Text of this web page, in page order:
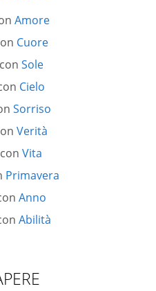
Amore
Cuore
Sole
Cielo
Sorriso
Verità
Vita
Primavera
Anno
Abilità